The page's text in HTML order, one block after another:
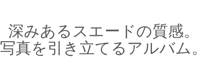
深みあるスエードの質感。
写真を引き立てるアルバム。